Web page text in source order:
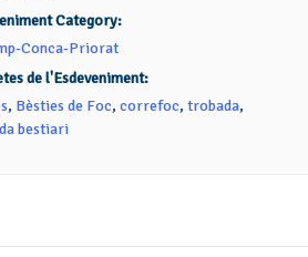
Category:
Conca-Priorat
de l'Esdeveniment:
, Bèsties de Foc, correfoc, trobada,
bestiari